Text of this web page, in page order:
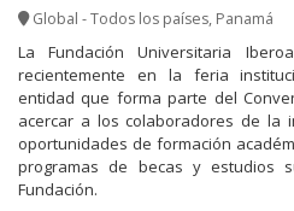
Global - Todos los países, Panamá
La Fundación Universitaria
recientemente en la feria
entidad que forma parte del
acercar a los colaboradores de la
oportunidades de formación
programas de becas y estudios
Fundación.